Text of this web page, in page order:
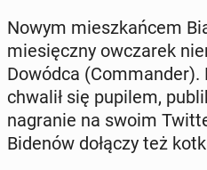
Nowym miesz­kań­cem
mie­sięcz­ny owcza­rek
Dowódca
chwa­lił się pupilem,
na­gra­nie na swoim
Bidenów dołączy też